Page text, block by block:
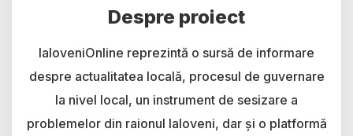
Despre proiect
IaloveniOnline reprezintă o sursă de informare
despre actualitatea locală, procesul de guvernare
la nivel local, un instrument de sesizare a
problemelor din raionul Ialoveni, dar și o platformă